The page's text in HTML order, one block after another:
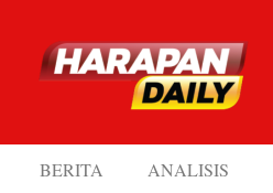
BERITA ANALISIS